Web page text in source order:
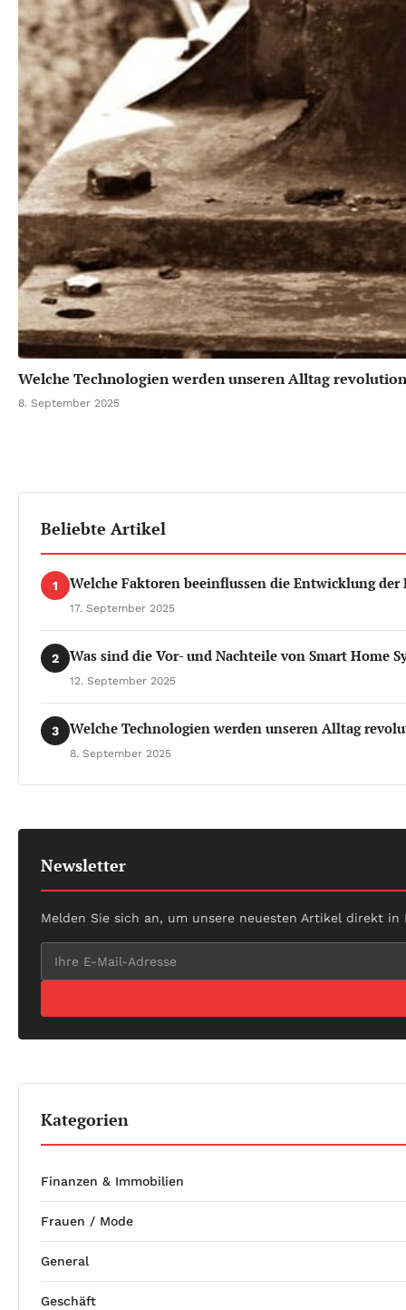
Welche Technologien werden unseren Alltag
8. September 2025
Beliebte Artikel
1 Welche Faktoren beeinflussen die Entwicklung der
17. September 2025
2 Was sind die Vor- und Nachteile von Smart Home
12. September 2025
3 Welche Technologien werden unseren Alltag
8. September 2025
Newsletter
Melden Sie sich an, um unsere neuesten Artikel direkt
Kategorien
Finanzen & Immobilien
Frauen / Mode
General
Geschäft